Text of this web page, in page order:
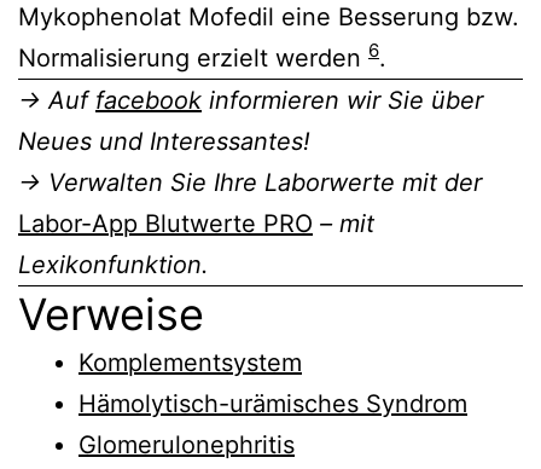
Mykophenolat Mofedil eine Besserung bzw.
Normalisierung erzielt werden 6.
→ Auf facebook informieren wir Sie über
Neues und Interessantes!
→ Verwalten Sie Ihre Laborwerte mit der
Labor-App Blutwerte PRO – mit
Lexikonfunktion.
Verweise
Komplementsystem
Hämolytisch-urämisches Syndrom
Glomerulonephritis